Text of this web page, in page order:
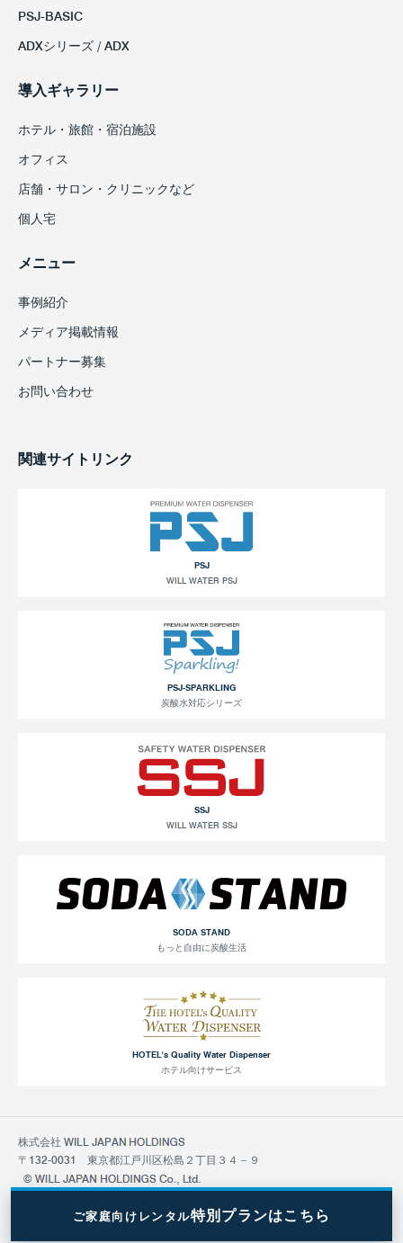
PSJ-BASIC
ADXシリーズ / ADX
導入ギャラリー
ホテル・旅館・宿泊施設
オフィス
店舗・サロン・クリニックなど
個人宅
メニュー
事例紹介
メディア掲載情報
パートナー募集
お問い合わせ
関連サイトリンク
PSJ
WILL WATER PSJ
PSJ-SPARKLING
炭酸水対応シリーズ
SSJ
WILL WATER SSJ
SODA STAND
もっと自由に炭酸生活
HOTEL's Quality Water Dispenser
ホテル向けサービス
株式会社 WILL JAPAN
〒132-0031 東京都江戸川区松島２丁目３４－９
ご家庭向けレンタル特別プランはこちら